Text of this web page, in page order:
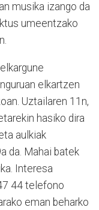
musika izango da
umeentzako
elkartzen
Uztailaren 11n,
hasiko dira
aulkiak
da. Mahai batek
Interesa
44 telefono
eman beharko